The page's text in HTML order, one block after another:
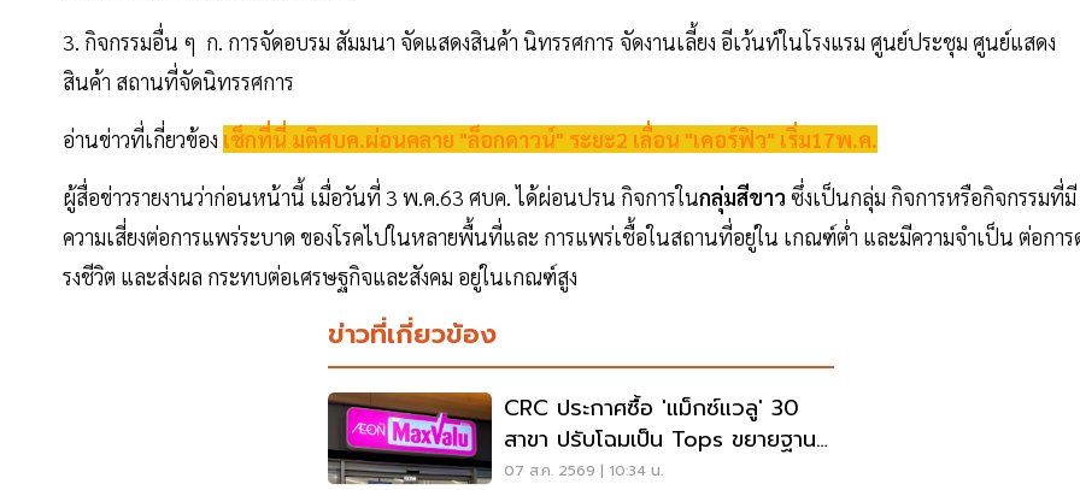
3. กิจกรรมอื่น ๆ ก. การจัดอบรม สัมมนา จัดแสดงสินค้า นิทรรศการ จัดงานเลี้ยง อีเว้นท์ในโรงแรม ศูนย์ประชุม ศูนย์แสดง
สินค้า สถานที่จัดนิทรรศการ
อ่านข่าวที่เกี่ยวข้อง เช็กที่นี่ มติศบค.ผ่อนคลาย "ล็อกดาวน์" ระยะ2 เลื่อน "เคอร์ฟิว" เริ่ม17พ.ค.
ผู้สื่อข่าวรายงานว่าก่อนหน้านี้ เมื่อวันที่ 3 พ.ค.63 ศบค. ได้ผ่อนปรน กิจการในกลุ่มสีขาว ซึ่งเป็นกลุ่ม กิจการหรือกิจกรรมที่มี
ความเสี่ยงต่อการแพร่ระบาด ของโรคไปในหลายพื้นที่และ การแพร่เชื้อในสถานที่อยู่ใน เกณฑ์ต่ํา และมีความจําเป็น ต่อการ
รงชีวิต และส่งผล กระทบต่อเศรษฐกิจและสังคม อยู่ในเกณฑ์สูง
ข่าวที่เกี่ยวข้อง
CRC ประกาศซื้อ 'แม็กซ์แวลู' 30
สาขา ปรับโฉมเป็น Tops ขยายฐาน
ลูกค้าเพิ่ม 9 แสนราย
07 ส.ค. 2569 | 10:34 น.